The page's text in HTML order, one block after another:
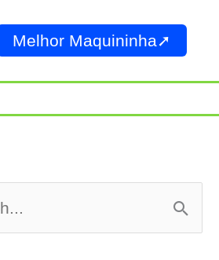
Melhor Maquininha➚